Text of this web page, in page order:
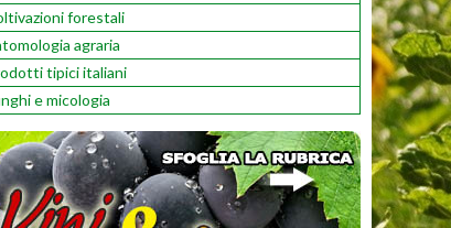
forestali
agraria
tipici italiani
e micologia